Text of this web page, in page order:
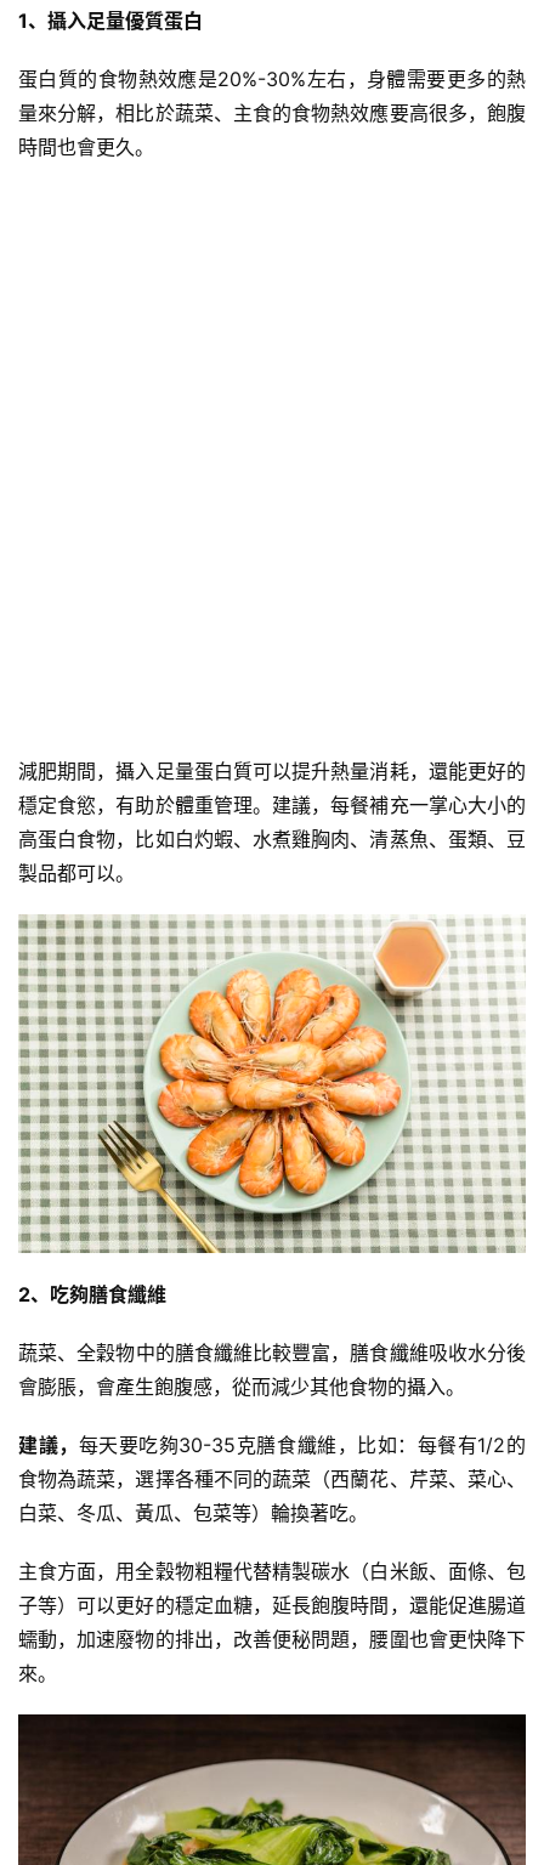
有
1、攝入足量優質蛋白
蛋白質的食物熱效應是20%-30%左右，身體需要更多的熱
量來分解，相比於蔬菜、主食的食物熱效應要高很多，飽腹
時間也會更久。
減肥期間，攝入足量蛋白質可以提升熱量消耗，還能更好的
穩定食慾，有助於體重管理。建議，每餐補充一掌心大小的
高蛋白食物，比如白灼蝦、 水煮雞胸肉、清蒸魚、蛋類、豆
製品都可以。
2、吃夠膳食纖維
蔬菜、全穀物中的膳食纖維比較豐富，膳食纖維吸收水分後
會膨脹，會產生飽腹感，從而減少其他食物的攝入。
建議， 每天要吃夠30-35克膳食纖維，比如：每餐有1/2的
食物為蔬菜，選擇各種不同的蔬菜（西蘭花、 芹菜、 菜心、
白菜、冬瓜、黃瓜、 包菜等）輪換著吃。
主食方面，用全穀物粗糧代替精製碳水（白米飯、 面條、包
子等）可以更好的穩定血糖，延長飽腹時間，還能促進腸道
蠕動，加速廢物的排出，改善便秘問題，腰圍也會更快降下
來。